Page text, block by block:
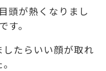
頭が熱くなりまし
。
たらいい顔が取れ